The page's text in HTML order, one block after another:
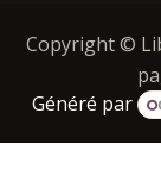
Copyright ©
Généré par